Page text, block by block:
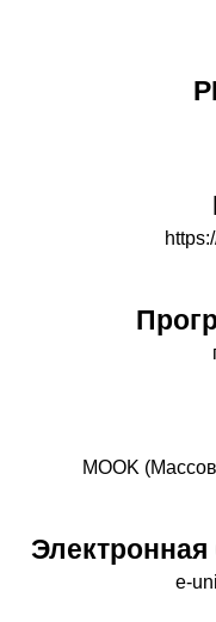
МООK
e-